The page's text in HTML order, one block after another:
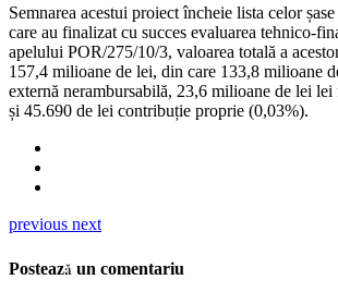
Semnarea acestui proiect încheie lista celor
care au finalizat cu succes evaluarea tehnico-
apelului POR/275/10/3, valoarea totală a
157,4 milioane de lei, din care 133,8 milioane
externă nerambursabilă, 23,6 milioane de lei lei
și 45.690 de lei contribuție proprie (0,03%).
previous next
Postează un comentariu